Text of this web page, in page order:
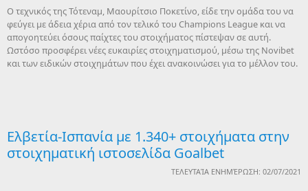
Ο τεχνικός της Τότεναμ, Μαουρίτσιο Ποκετίνο, είδε την ομάδα του να
φεύγει με άδεια χέρια από τον τελικό του Champions League και να
απογοητεύει όσους παίχτες του στοιχήματος πίστεψαν σε αυτή.
Ωστόσο προσφέρει νέες ευκαιρίες στοιχηματισμού, μέσω της Novibet
και των ειδικών στοιχημάτων που έχει ανακοινώσει για το μέλλον του.
Ελβετία-Ισπανία με 1.340+ στοιχήματα στην
στοιχηματική ιστοσελίδα Goalbet
ΤΕΛΕΥΤΑΊΑ ΕΝΗΜΈΡΩΣΗ: 02/07/2021